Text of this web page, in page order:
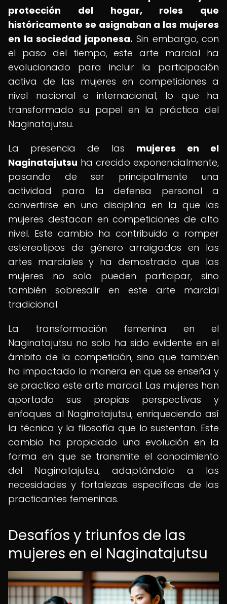
protección del hogar, roles que
históricamente se asignaban a las mujeres
en la sociedad japonesa. Sin embargo, con
el paso del tiempo, este arte marcial ha
evolucionado para incluir la participación
activa de las mujeres en competiciones a
nivel nacional e internacional, lo que ha
transformado su papel en la práctica del
Naginatajutsu.
La presencia de las mujeres en el
Naginatajutsu ha crecido exponencialmente,
pasando de ser principalmente una
actividad para la defensa personal a
convertirse en una disciplina en la que las
mujeres destacan en competiciones de alto
nivel. Este cambio ha contribuido a romper
estereotipos de género arraigados en las
artes marciales y ha demostrado que las
mujeres no solo pueden participar, sino
también sobresalir en este arte marcial
tradicional.
La transformación femenina en el
Naginatajutsu no solo ha sido evidente en el
ámbito de la competición, sino que también
ha impactado la manera en que se enseña y
se practica este arte marcial. Las mujeres han
aportado sus propias perspectivas y
enfoques al Naginatajutsu, enriqueciendo así
la técnica y la filosofía que lo sustentan. Este
cambio ha propiciado una evolución en la
forma en que se transmite el conocimiento
del Naginatajutsu, adaptándolo a las
necesidades y fortalezas específicas de las
practicantes femeninas.
Desafíos y triunfos de las
mujeres en el Naginatajutsu